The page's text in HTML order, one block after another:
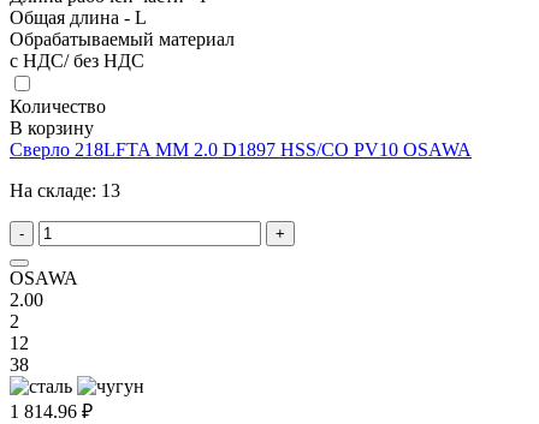
Общая длина - L
Обрабатываемый материал
с НДС/ без НДС
Количество
В корзину
Сверло 218LFTA MM 2.0 D1897 HSS/CO PV10 OSAWA
На складе: 13
- +
OSAWA
2.00
2
12
38
1 814.96 ₽